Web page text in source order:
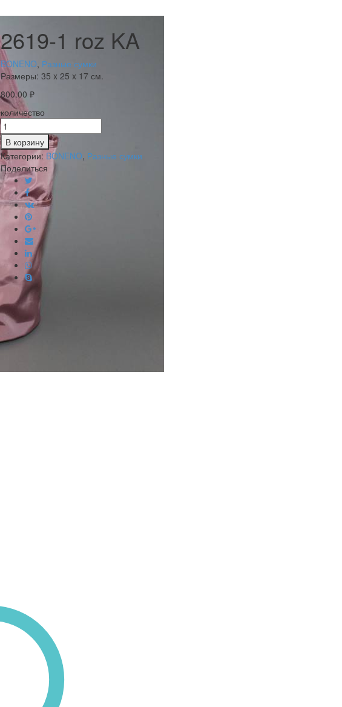
2619-1 roz KA
BONENO, Разные сумки
Размеры: 35 x 25 x 17 см.
800.00 ₽
количество
В корзину
Категории: BONENO, Разные сумки
Поделиться